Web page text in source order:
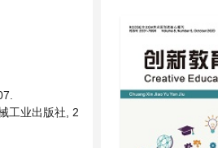
工业出版社, 2